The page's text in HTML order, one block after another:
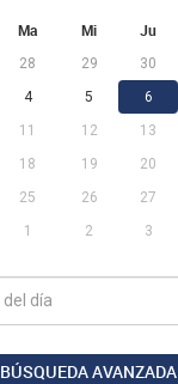
Ma Mi Ju
28 29 30
4 5 6
11 12 13
18 19 20
25 26 27
1 2 3
BÚSQUEDA AVANZADA